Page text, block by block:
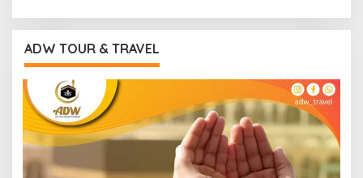
ADW TOUR & TRAVEL